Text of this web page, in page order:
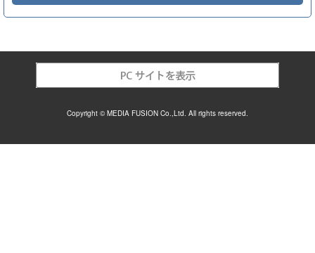
Copyright © MEDIA FUSION Co.,Ltd. All rights reserved.